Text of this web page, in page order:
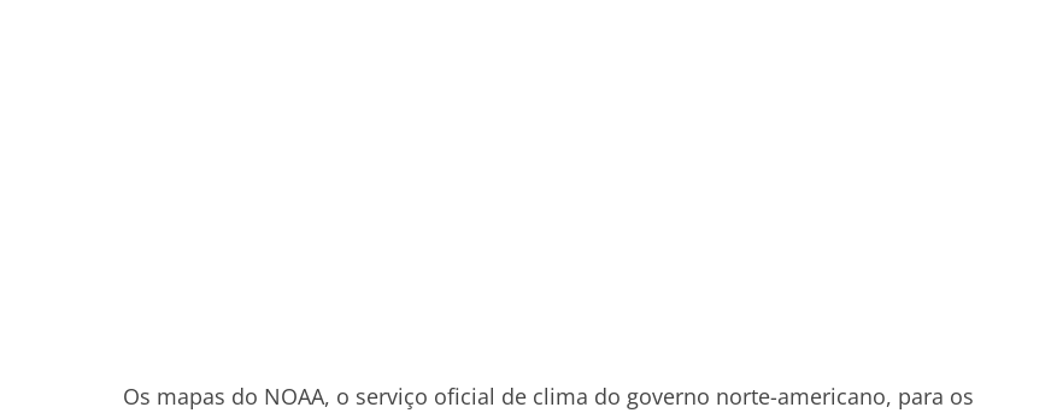
Os mapas do NOAA, o serviço oficial de clima do governo norte-americano, para os